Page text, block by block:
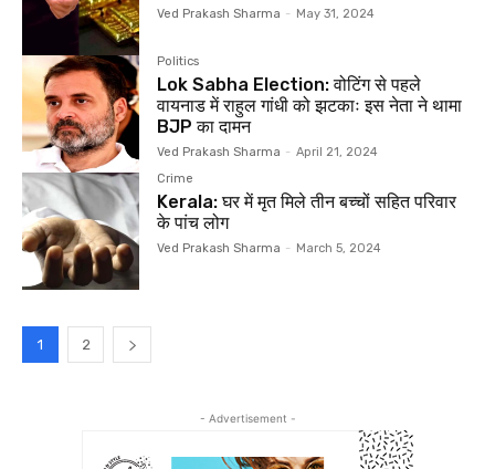
Ved Prakash Sharma - May 31, 2024
Politics
Lok Sabha Election: वोटिंग से पहले
वायनाड में राहुल गांधी को झटकाः इस नेता ने थामा
BJP का दामन
Ved Prakash Sharma - April 21, 2024
Crime
Kerala: घर में मृत मिले तीन बच्चों सहित परिवार
के पांच लोग
Ved Prakash Sharma - March 5, 2024
1 2
- Advertisement -